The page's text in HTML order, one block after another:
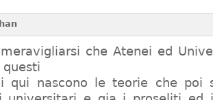
meravigliarsi che Atenei ed
questi
qui nascono le teorie che poi